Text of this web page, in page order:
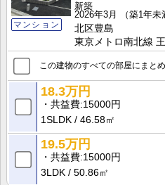
マンション
新築
2026年3月
（築1年未
北区豊島
東京メトロ南北線
この建物のすべての部屋にまと
18.3万円
共益費 15000円
1SLDK
46.58㎡
19.5万円
共益費 15000円
3LDK
50.86㎡